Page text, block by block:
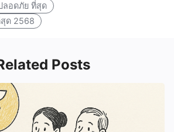
ลอดภัย ที่สุด
ด 2568
Posts